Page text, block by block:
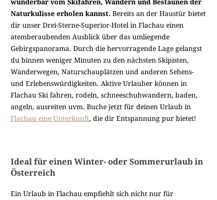
wunderbar vom Skifahren, Wandern und Bestaunen der
Naturkulisse erholen kannst.Bereits an der Haustür bietet
dir unser Drei-Sterne-Superior-Hotel in Flachau einen
atemberaubenden Ausblick über das umliegende
Gebirgspanorama. Durch die hervorragende Lage gelangst
du binnen weniger Minuten zu den nächsten Skipisten,
Wanderwegen, Naturschauplätzen und anderen Sehens-
und Erlebenswürdigkeiten. Aktive Urlauber können in
Flachau Ski fahren, rodeln, schneeschuhwandern, baden,
angeln, ausreiten uvm. Buche jetzt für deinen Urlaub in
Flachau eine Unterkunft, die dir Entspannung pur bietet!
Ideal für einen Winter- oder Sommerurlaub in
Österreich
Ein Urlaub in Flachau empfiehlt sich nicht nur für